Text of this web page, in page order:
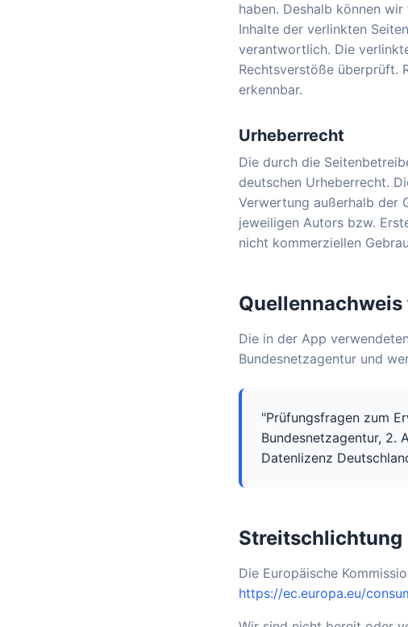
haben. Deshalb können
Inhalte der verlinkten
verantwortlich. Die
Rechtsverstöße überprüft.
erkennbar.
Urheberrecht
Die durch die
deutschen Urheberrecht.
Verwertung außerhalb der
jeweiligen Autors bzw.
nicht kommerziellen
Die in der App
Bundesnetzagentur und
"Prüfungsfragen zum
Bundesnetzagentur, 2.
Datenlizenz
Streitschlichtung
Die Europäische
https://ec.europa.eu/